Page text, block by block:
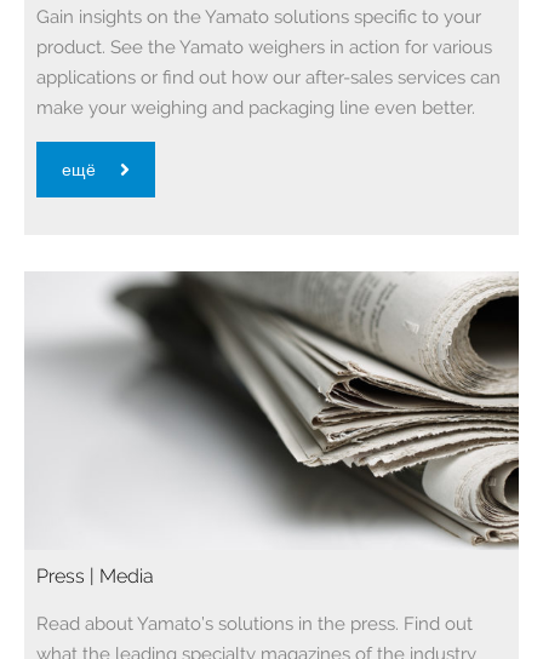
Gain insights on the Yamato solutions specific to your
product. See the Yamato weighers in action for various
applications or find out how our after-sales services can
make your weighing and packaging line even better.
ещё
Press | Media
Read about Yamato’s solutions in the press. Find out
what the leading specialty magazines of the industry